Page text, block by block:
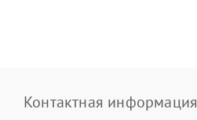
Контактная информация